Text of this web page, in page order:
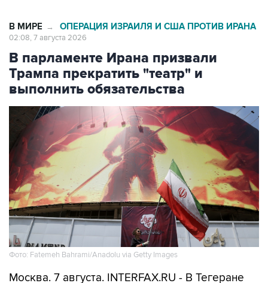
В МИРЕ → ОПЕРАЦИЯ ИЗРАИЛЯ И США ПРОТИВ ИРАНА
02:08, 7 августа 2026
В парламенте Ирана призвали
Трампа прекратить "театр" и
выполнить обязательства
Фото: Fatemeh Bahrami/Anadolu via Getty Images
Москва. 7 августа. INTERFAX.RU - В Тегеране